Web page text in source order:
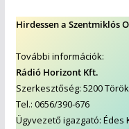
Hirdessen a Szentmiklós
További információk:
Rádió Horizont Kft.
Szerkesztőség: 5200
Tel.: 0656/390-676
Ügyvezető igazgató: Édes